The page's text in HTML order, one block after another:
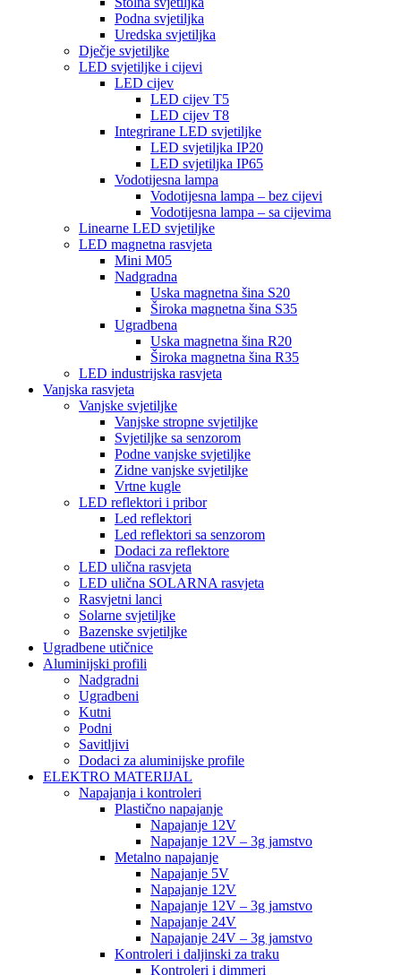
Podna svjetiljka
Uredska svjetiljka
Dječje svjetiljke
LED svjetiljke i cijevi
LED cijev
LED cijev T5
LED cijev T8
Integrirane LED svjetiljke
LED svjetiljka IP20
LED svjetiljka IP65
Vodotijesna lampa
Vodotijesna lampa – bez cijevi
Vodotijesna lampa – sa cijevima
Linearne LED svjetiljke
LED magnetna rasvjeta
Mini M05
Nadgradna
Uska magnetna šina S20
Široka magnetna šina S35
Ugradbena
Uska magnetna šina R20
Široka magnetna šina R35
LED industrijska rasvjeta
Vanjska rasvjeta
Vanjske svjetiljke
Vanjske stropne svjetiljke
Svjetiljke sa senzorom
Podne vanjske svjetiljke
Zidne vanjske svjetiljke
Vrtne kugle
LED reflektori i pribor
Led reflektori
Led reflektori sa senzorom
Dodaci za reflektore
LED ulična rasvjeta
LED ulična SOLARNA rasvjeta
Rasvjetni lanci
Solarne svjetiljke
Bazenske svjetiljke
Ugradbene utičnice
Aluminijski profili
Nadgradni
Ugradbeni
Kutni
Podni
Savitljivi
Dodaci za aluminijske profile
ELEKTRO MATERIJAL
Napajanja i kontroleri
Plastično napajanje
Napajanje 12V
Napajanje 12V – 3g jamstvo
Metalno napajanje
Napajanje 5V
Napajanje 12V
Napajanje 12V – 3g jamstvo
Napajanje 24V
Napajanje 24V – 3g jamstvo
Kontroleri i daljinski za traku
Kontroleri i dimmeri